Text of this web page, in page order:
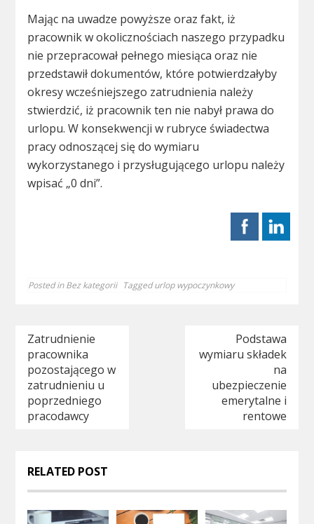
Mając na uwadze powyższe oraz fakt, iż
pracownik w okolicznościach naszego przypadku
nie przepracował pełnego miesiąca oraz nie
przedstawił dokumentów, które potwierdzałyby
okresy wcześniejszego zatrudnienia należy
stwierdzić, iż pracownik ten nie nabył prawa do
urlopu. W konsekwencji w rubryce świadectwa
pracy odnoszącej się do wymiaru
wykorzystanego i przysługującego urlopu należy
wpisać „0 dni”.
Posted inBez kategorii Taggedurlop wypoczynkowy
Nawigacja
wpisu
Zatrudnienie
pracownika
pozostającego w
zatrudnieniu u
poprzedniego
pracodawcy
Podstawa
wymiaru składek
na
ubezpieczenie
emerytalne i
rentowe
RELATED POST